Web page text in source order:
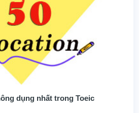
dụng nhất trong Toeic